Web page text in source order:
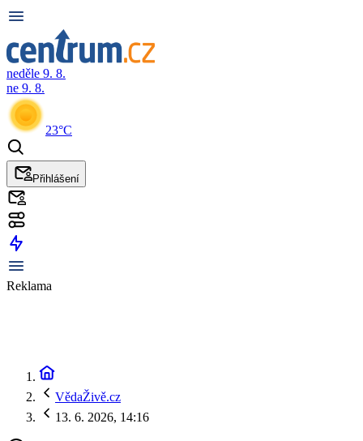
neděle 9. 8.
ne 9. 8.
23°C
Přihlášení
Reklama
VědaŽivě.cz
13. 6. 2026, 14:16